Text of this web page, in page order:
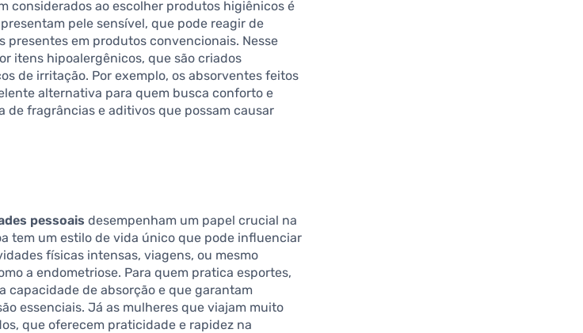
considerados ao escolher produtos higiênicos é
pele sensível, que pode reagir de
presentes em produtos convencionais. Nesse
itens hipoalergênicos, que são criados
de irritação. Por exemplo, os absorventes feitos
alternativa para quem busca conforto e
de fragrâncias e aditivos que possam causar
pessoais desempenham um papel crucial na
tem um estilo de vida único que pode influenciar
físicas intensas, viagens, ou mesmo
a endometriose. Para quem pratica esportes,
capacidade de absorção e que garantam
essenciais. Já as mulheres que viajam muito
que oferecem praticidade e rapidez na